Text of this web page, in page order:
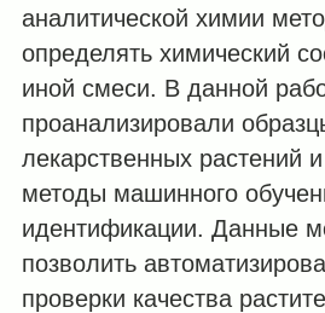
аналитической химии
определять химический
иной смеси. В данной
проанализировали
лекарственных растений
методы машинного
идентификации. Данные
позволить
проверки качества